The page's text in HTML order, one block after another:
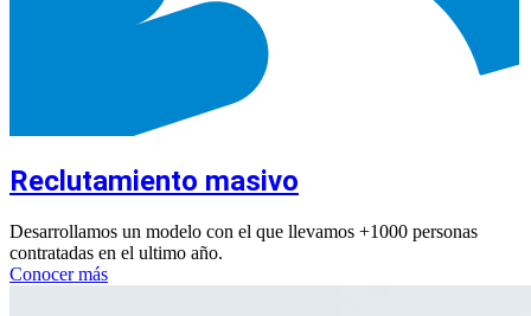
Reclutamiento masivo
Desarrollamos un modelo con el que llevamos +1000 personas
contratadas en el ultimo año.
Conocer más